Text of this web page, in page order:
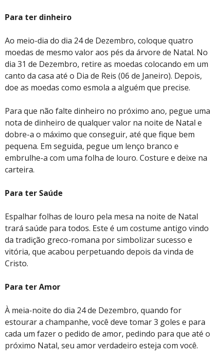
Para ter dinheiro
Ao meio-dia do dia 24 de Dezembro, coloque quatro
moedas de mesmo valor aos pés da árvore de Natal. No
dia 31 de Dezembro, retire as moedas colocando em um
canto da casa até o Dia de Reis (06 de Janeiro). Depois,
doe as moedas como esmola a alguém que precise.
Para que não falte dinheiro no próximo ano, pegue uma
nota de dinheiro de qualquer valor na noite de Natal e
dobre-a o máximo que conseguir, até que fique bem
pequena. Em seguida, pegue um lenço branco e
embrulhe-a com uma folha de louro. Costure e deixe na
carteira.
Para ter Saúde
Espalhar folhas de louro pela mesa na noite de Natal
trará saúde para todos. Este é um costume antigo vindo
da tradição greco-romana por simbolizar sucesso e
vitória, que acabou perpetuando depois da vinda de
Cristo.
Para ter Amor
À meia-noite do dia 24 de Dezembro, quando for
estourar a champanhe, você deve tomar 3 goles e para
cada um fazer o pedido de amor, pedindo para que até o
próximo Natal, seu amor verdadeiro esteja com você.